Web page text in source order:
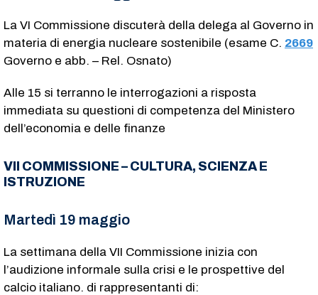
La VI Commissione discuterà della delega al Governo in
materia di energia nucleare sostenibile (esame C. 2669
Governo e abb. – Rel. Osnato)
Alle 15 si terranno le interrogazioni a risposta
immediata su questioni di competenza del Ministero
dell’economia e delle finanze
VII COMMISSIONE – CULTURA, SCIENZA E
ISTRUZIONE
Martedì 19 maggio
La settimana della VII Commissione inizia con
l’audizione informale sulla crisi e le prospettive del
calcio italiano. di rappresentanti di: